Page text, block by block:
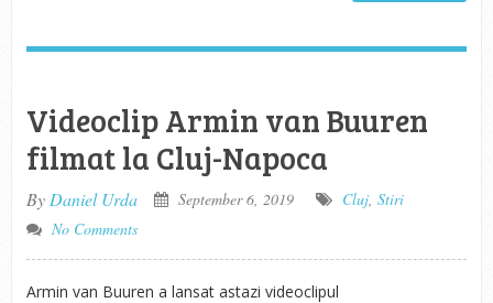
Videoclip Armin van Buuren
filmat la Cluj-Napoca
By Daniel Urda September 6, 2019 Cluj, Stiri
No Comments
Armin van Buuren a lansat astazi videoclipul